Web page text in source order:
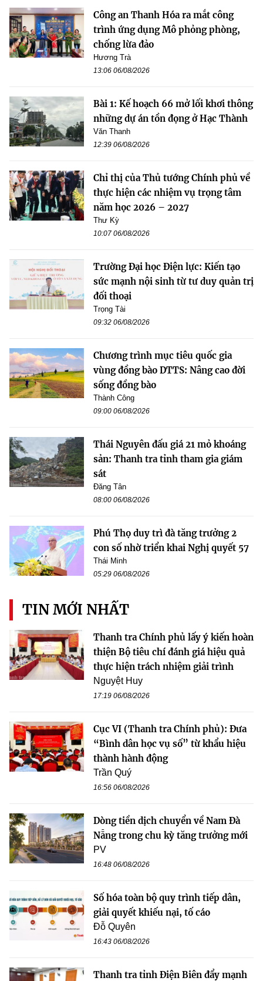
Công an Thanh Hóa ra mắt công
trình ứng dụng Mô phỏng phòng,
chống lừa đảo
Hương Trà
13:06 06/08/2026
Bài 1: Kế hoạch 66 mở lối khơi thông
những dự án tồn đọng ở Hạc Thành
Văn Thanh
12:39 06/08/2026
Chỉ thị của Thủ tướng Chính phủ về
thực hiện các nhiệm vụ trọng tâm
năm học 2026 – 2027
Thư Kỳ
10:07 06/08/2026
Trường Đại học Điện lực: Kiến tạo
sức mạnh nội sinh từ tư duy quản trị
đối thoại
Trọng Tài
09:32 06/08/2026
Chương trình mục tiêu quốc gia
vùng đồng bào DTTS: Nâng cao đời
sống đồng bào
Thành Công
09:00 06/08/2026
Thái Nguyên đấu giá 21 mỏ khoáng
sản: Thanh tra tỉnh tham gia giám
sát
Đăng Tân
08:00 06/08/2026
Phú Thọ duy trì đà tăng trưởng 2
con số nhờ triển khai Nghị quyết 57
Thái Minh
05:29 06/08/2026
TIN MỚI NHẤT
Thanh tra Chính phủ lấy ý kiến hoàn
thiện Bộ tiêu chí đánh giá hiệu quả
thực hiện trách nhiệm giải trình
Nguyệt Huy
17:19 06/08/2026
Cục VI (Thanh tra Chính phủ): Đưa
“Bình dân học vụ số” từ khẩu hiệu
thành hành động
Trần Quý
16:56 06/08/2026
Dòng tiền dịch chuyển về Nam Đà
Nẵng trong chu kỳ tăng trưởng mới
PV
16:48 06/08/2026
Số hóa toàn bộ quy trình tiếp dân,
giải quyết khiếu nại, tố cáo
Đỗ Quyên
16:43 06/08/2026
Thanh tra tỉnh Điện Biên đẩy mạnh